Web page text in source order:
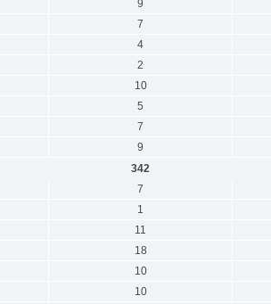
9
7
4
2
10
5
7
9
342
7
1
11
18
10
10